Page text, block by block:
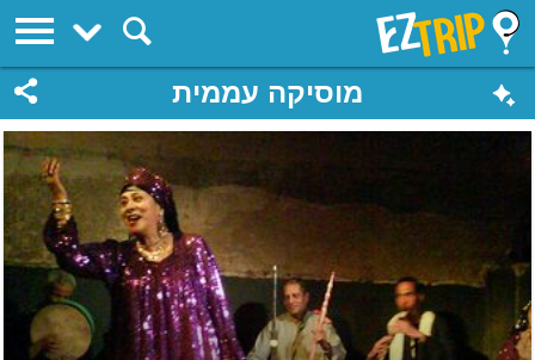
EZTrip
מוסיקה עממית